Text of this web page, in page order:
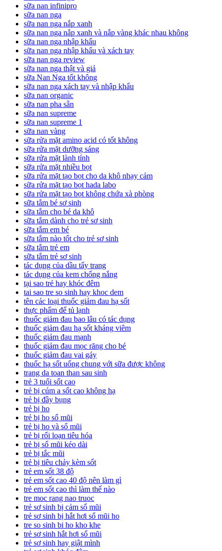
sữa nan infinipro
sữa nan nga
sữa nan nga nắp xanh
sữa nan nga nắp xanh và nắp vàng khác nhau không
sữa nan nga nhập khẩu
sữa nan nga nhập khẩu và xách tay
sữa nan nga review
sữa nan nga thật và giả
sữa Nan Nga tốt không
sữa nan nga xách tay và nhập khẩu
sữa nan organic
sữa nan pha sẵn
sữa nan supreme
sữa nan supreme 1
sữa nan vàng
sữa rửa mặt amino acid có tốt không
sữa rửa mặt dưỡng sáng
sữa rửa mặt lành tính
sữa rửa mặt nhiều bọt
sữa rửa mặt tạo bọt cho da khô nhạy cảm
sữa rửa mặt tạo bọt hada labo
sữa rửa mặt tạo bọt không chứa xà phòng
sữa tắm bé sơ sinh
sữa tắm cho bé da khô
sữa tắm dành cho trẻ sơ sinh
sữa tắm em bé
sữa tắm nào tốt cho trẻ sơ sinh
sữa tắm trẻ em
sữa tắm trẻ sơ sinh
tác dụng của dầu tẩy trang
tác dụng của kem chống nắng
tại sao trẻ hay khóc đêm
tai sao tre so sinh hay khoc dem
tên các loại thuốc giảm đau hạ sốt
thực phẩm để tủ lạnh
thuốc giảm đau bao lâu có tác dụng
thuốc giảm đau hạ sốt kháng viêm
thuốc giảm đau mạnh
thuốc giảm đau mọc răng cho bé
thuốc giảm đau vai gáy
thuốc hạ sốt uống chung với sữa được không
trang da toan than sau sinh
trẻ 3 tuổi sốt cao
trẻ bị cúm a sốt cao không hạ
trẻ bị đầy bụng
trẻ bị ho
trẻ bị ho sổ mũi
trẻ bị ho và sổ mũi
trẻ bị rối loạn tiêu hóa
trẻ bị sổ mũi kéo dài
trẻ bị tắc mũi
trẻ bị tiêu chảy kèm sốt
trẻ em sốt 38 độ
trẻ em sốt cao 40 độ nên làm gì
trẻ em sốt cao thì làm thế nào
tre moc rang nao truoc
trẻ sơ sinh bị cảm sổ mũi
trẻ sơ sinh bị hắt hơi sổ mũi ho
tre so sinh bi ho kho khe
trẻ sơ sinh hắt hơi sổ mũi
trẻ sơ sinh hay giật mình